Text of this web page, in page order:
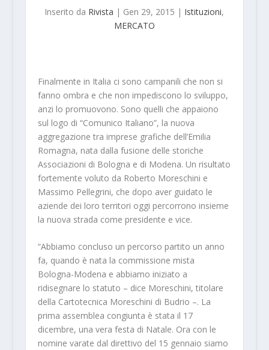
Inserito da Rivista | Gen 29, 2015 | Istituzioni,
MERCATO
Finalmente in Italia ci sono campanili che non si
fanno ombra e che non impediscono lo sviluppo,
anzi lo promuovono. Sono quelli che appaiono
sul logo di “Comunico Italiano”, la nuova
aggregazione tra imprese grafiche dell’Emilia
Romagna, nata dalla fusione delle storiche
Associazioni di Bologna e di Modena. Un risultato
fortemente voluto da Roberto Moreschini e
Massimo Pellegrini, che dopo aver guidato le
aziende dei loro territori oggi percorrono insieme
la nuova strada come presidente e vice.
“Abbiamo concluso un percorso partito un anno
fa, quando è nata la commissione mista
Bologna-Modena e abbiamo iniziato a
ridisegnare lo statuto – dice Moreschini, titolare
della Cartotecnica Moreschini di Budrio –. La
prima assemblea congiunta è stata il 17
dicembre, una vera festa di Natale. Ora con le
nomine varate dal direttivo del 15 gennaio siamo